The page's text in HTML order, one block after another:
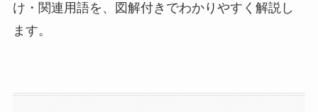
け・関連用語を、図解付きでわかりやすく解説し
ます。